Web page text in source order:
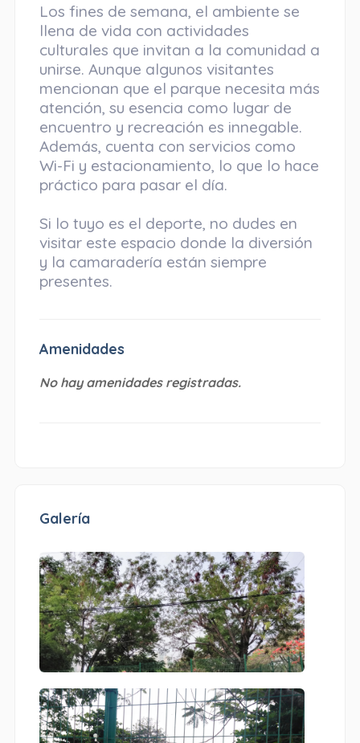
Los fines de semana, el ambiente se
llena de vida con actividades
culturales que invitan a la comunidad a
unirse. Aunque algunos visitantes
mencionan que el parque necesita más
atención, su esencia como lugar de
encuentro y recreación es innegable.
Además, cuenta con servicios como
Wi-Fi y estacionamiento, lo que lo hace
práctico para pasar el día.
Si lo tuyo es el deporte, no dudes en
visitar este espacio donde la diversión
y la camaradería están siempre
presentes.
Amenidades
No hay amenidades registradas.
Galería